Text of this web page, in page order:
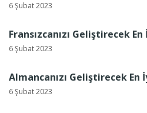
6 Şubat 2023
Fransızcanızı Geliştirecek
6 Şubat 2023
Almancanızı Geliştirecek En
6 Şubat 2023